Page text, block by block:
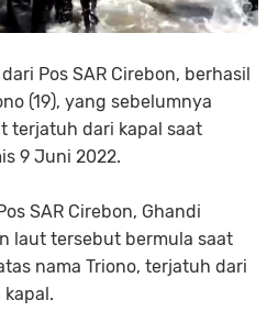
Pos SAR Cirebon, berhasil
(19), yang sebelumnya
terjatuh dari kapal saat
9 Juni 2022.
SAR Cirebon, Ghandi
laut tersebut bermula saat
nama Triono, terjatuh dari